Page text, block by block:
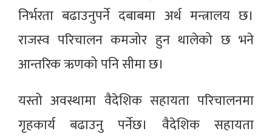
निर्भरता बढाउनुपर्ने दबाबमा अर्थ मन्त्रालय छ।
राजस्व परिचालन कमजोर हुन थालेको छ भने
आन्तरिक ऋणको पनि सीमा छ।
यस्तो अवस्थामा वैदेशिक सहायता परिचालनमा
गृहकार्य बढाउनु पर्नेछ। वैदेशिक सहायता